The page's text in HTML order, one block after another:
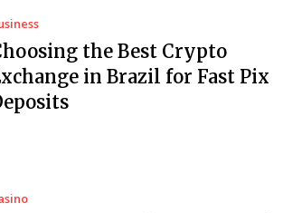
the Best Crypto
in Brazil for Fast Pix